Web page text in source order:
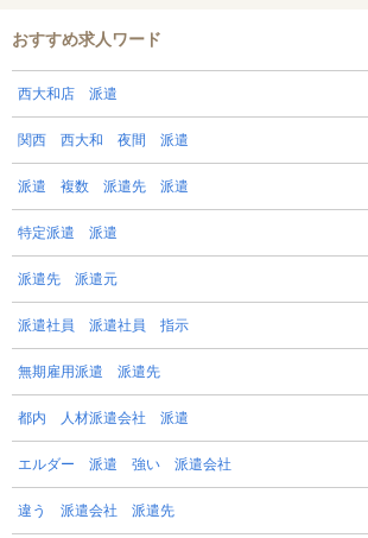
おすすめ求人ワード
西大和店 派遣
関西 西大和 夜間 派遣
派遣 複数 派遣先 派遣
特定派遣 派遣
派遣先 派遣元
派遣社員 派遣社員 指示
無期雇用派遣 派遣先
都内 人材派遣会社 派遣
エルダー 派遣 強い 派遣会社
違う 派遣会社 派遣先